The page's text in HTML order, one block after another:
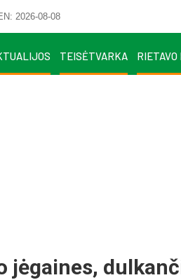
2026-08-08
TEISĖTVARKA RIETAVO
jėgaines,